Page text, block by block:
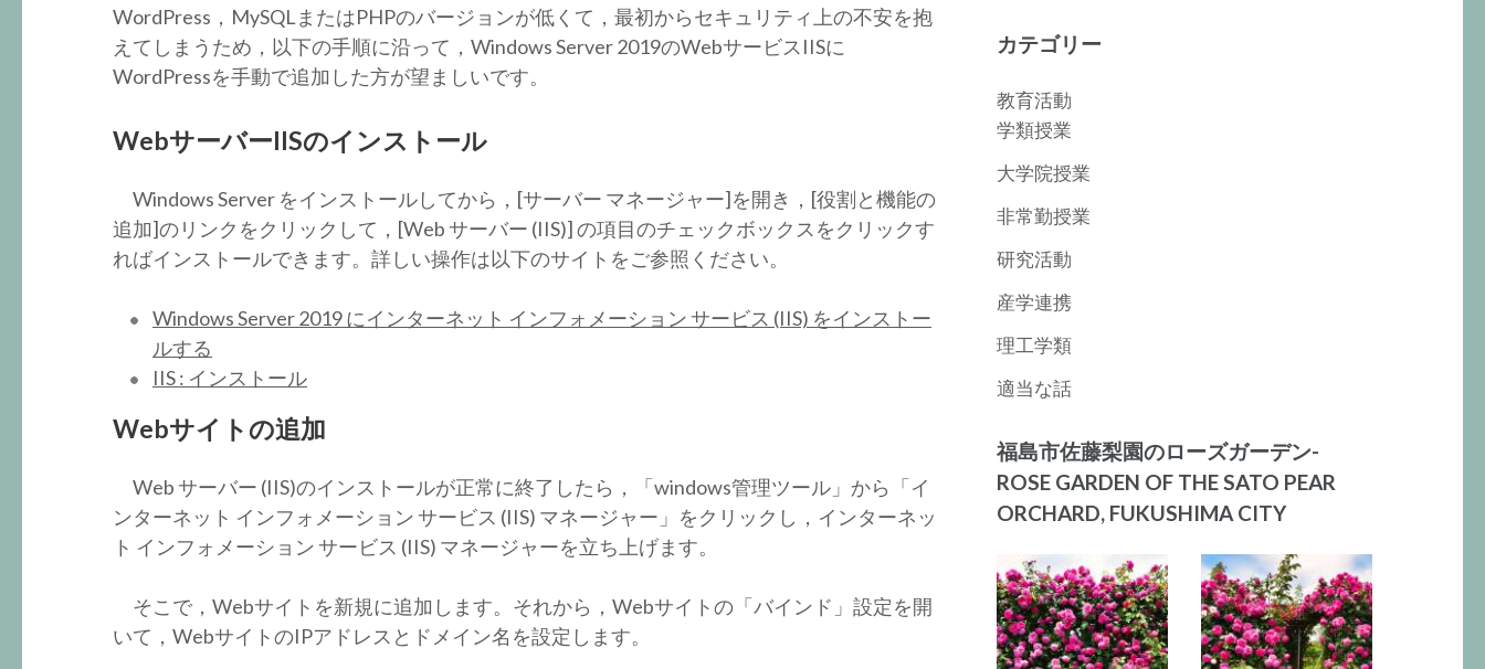
WordPress，MySQLまたはPHPのバージョンが低くて，最初からセキュリティ上の不安を抱
えてしまうため，以下の手順に沿って，Windows Server 2019のWebサービスIISに
WordPressを手動で追加した方が望ましいです。
WebサーバーIISのインストール
Windows Server をインストールしてから，[サーバー マネージャー]を開き，[役割と機能の
追加]のリンクをクリックして，[Web サーバー (IIS)] の項目のチェックボックスをクリックす
ればインストールできます。詳しい操作は以下のサイトをご参照ください。
Windows Server 2019 にインターネット インフォメーション サービス (IIS) をインストー
ルする
IIS : インストール
Webサイトの追加
Web サーバー (IIS)のインストールが正常に終了したら，「windows管理ツール」から「イ
ンターネット インフォメーション サービス (IIS) マネージャー」をクリックし，インターネッ
ト インフォメーション サービス (IIS) マネージャーを立ち上げます。
そこで，Webサイトを新規に追加します。それから，Webサイトの「バインド」設定を開
いて，WebサイトのIPアドレスとドメイン名を設定します。
カテゴリー
教育活動
学類授業
大学院授業
非常勤授業
研究活動
産学連携
理工学類
適当な話
福島市佐藤梨園のローズガーデン-
ROSE GARDEN OF THE SATO PEAR
ORCHARD, FUKUSHIMA CITY